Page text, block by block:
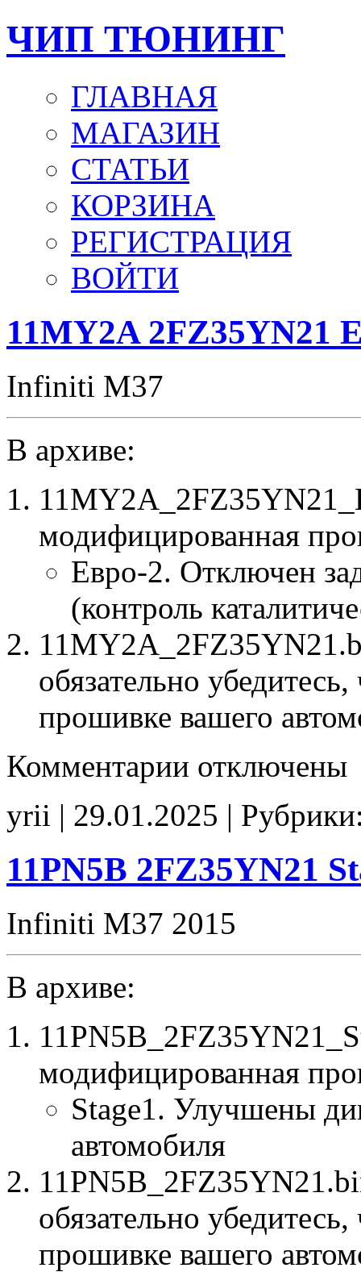
ЧИП ТЮНИНГ
ГЛАВНАЯ
МАГАЗИН
СТАТЬИ
КОРЗИНА
РЕГИСТРАЦИЯ
ВОЙТИ
11MY2A 2FZ35YN21
Infiniti M37
В архиве:
модифицированная
Евро-2. Отключен
(контроль
обязательно
прошивке вашего
Комментарии записи
E2Catoff
noCHK
отключены
yrii | 29.01.2025 |
11PN5B 2FZ35YN21
Infiniti M37 2015
В архиве:
модифицированная
Stage1. Улучшены
автомобиля
обязательно
прошивке вашего